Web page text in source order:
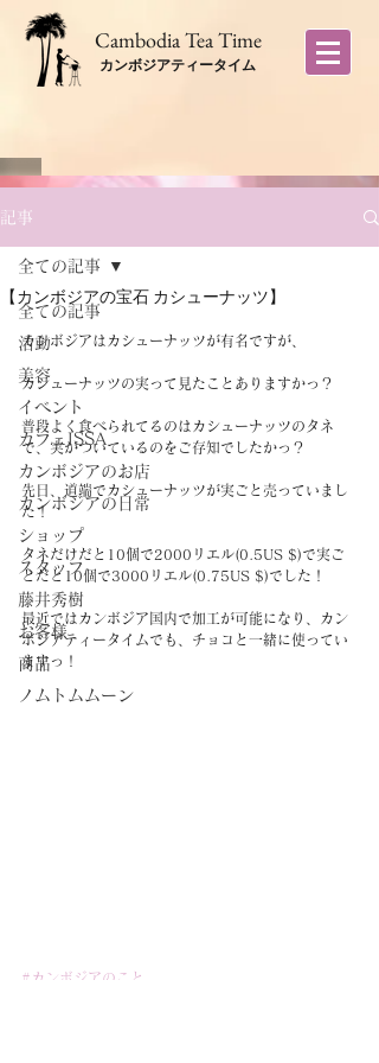
​Cambodia Tea Time
カンボジアティータイム
記事
全ての記事
活動
美容
イベント
カフェISSA
カンボジアのお店
カンボジアの日常
ショップ
スタッフ
藤井秀樹
お客様
商品
ノムトムムーン
全ての記事
【カンボジアの宝石 カシューナッツ】
カンボジアはカシューナッツが有名ですが、
カシューナッツの実って見たことありますかっ？
普段よく食べられてるのはカシューナッツのタネ
で、実がついているのをご存知でしたかっ？
先日、道端でカシューナッツが実ごと売っていまし
た！
タネだけだと10個で2000リエル(0.5US $)で実ご
とだと10個で3000リエル(0.75US $)でした！
最近ではカンボジア国内で加工が可能になり、カン
ボジアティータイムでも、チョコと一緒に使ってい
ますっ！
#カンボジアのこと